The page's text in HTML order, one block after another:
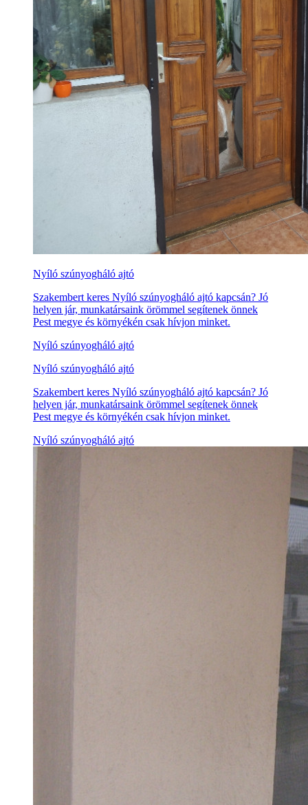
Nyíló szúnyogháló ajtó
Szakembert keres Nyíló szúnyogháló ajtó kapcsán? Jó
helyen jár, munkatársaink örömmel segítenek önnek
Pest megye és környékén csak hívjon minket.
Nyíló szúnyogháló ajtó
Nyíló szúnyogháló ajtó
Szakembert keres Nyíló szúnyogháló ajtó kapcsán? Jó
helyen jár, munkatársaink örömmel segítenek önnek
Pest megye és környékén csak hívjon minket.
Nyíló szúnyogháló ajtó